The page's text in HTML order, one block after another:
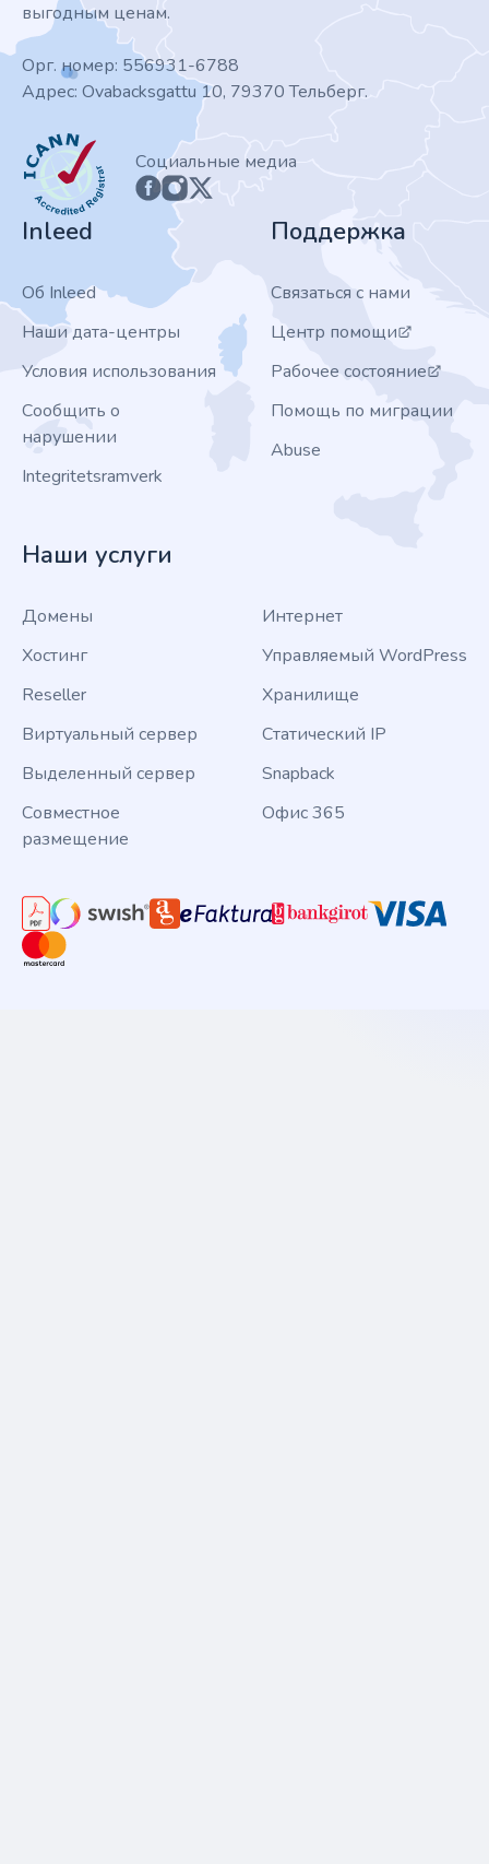
выгодным ценам.
Орг. номер: 556931-6788
Адрес: Ovabacksgattu 10, 79370 Тельберг.
ICANN
Социальные медиа
Inleed
Об Inleed
Наши дата-центры
Условия использования
Сообщить о
нарушении
Integritetsramverk
Поддержка
Связаться с нами
Центр помощи
Рабочее состояние
Помощь по миграции
Abuse
Наши услуги
Домены
Хостинг
Reseller
Виртуальный сервер
Выделенный сервер
Совместное
размещение
Интернет
Управляемый WordPress
Хранилище
Статический IP
Snapback
Офис 365